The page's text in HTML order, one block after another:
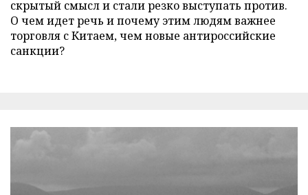
скрытый смысл и стали резко выступать против.
О чем идет речь и почему этим людям важнее
торговля с Китаем, чем новые антироссийские
санкции?